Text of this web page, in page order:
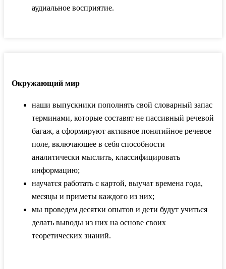
аудиальное восприятие.
Окружающий мир
наши выпускники пополнять свой словарный запас
терминами, которые составят не пассивный речевой
багаж, а сформируют активное понятийное речевое
поле, включающее в себя способности
аналитически мыслить, классифицировать
информацию;
научатся работать с картой, выучат времена года,
месяцы и приметы каждого из них;
мы проведем десятки опытов и дети будут учиться
делать выводы из них на основе своих
теоретических знаний.